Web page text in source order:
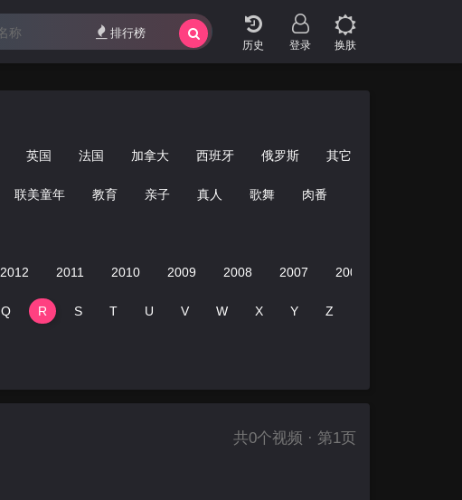
热播剧 影视专题 最近更新 排行榜
登录 换肤
排行榜
英国 法国 加拿大 西班牙 俄罗斯 其它
联美童年 教育 亲子 真人 歌舞 肉番
2012 2011 2010 2009 2008 2007 2006
Q R S T U V W X Y Z
共0个视频 · 第1页